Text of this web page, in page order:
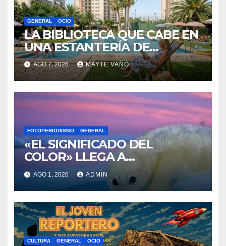
GENERAL OCIO
LA BIBLIOTECA QUE CABE EN
UNA ESTANTERÍA DE
WALLAPOP
AGO 7, 2026 MAYTE VAÑÓ
FOTOPERIODISMO GENERAL
«EL SIGNIFICADO DEL
COLOR» LLEGA A
VILLAJOYOSA
AGO 1, 2026 ADMIN
CULTURA GENERAL OCIO